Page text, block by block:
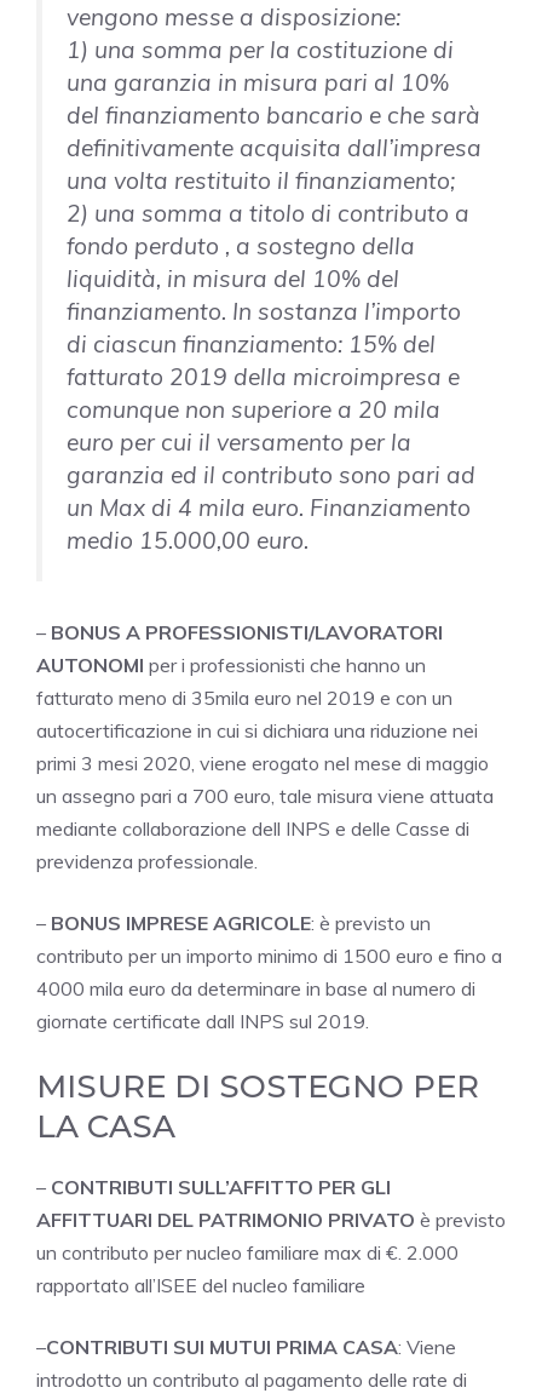
vengono messe a disposizione:
1) una somma per la costituzione di
una garanzia in misura pari al 10%
del finanziamento bancario e che sarà
definitivamente acquisita dall’impresa
una volta restituito il finanziamento;
2) una somma a titolo di contributo a
fondo perduto , a sostegno della
liquidità, in misura del 10% del
finanziamento. In sostanza l’importo
di ciascun finanziamento: 15% del
fatturato 2019 della microimpresa e
comunque non superiore a 20 mila
euro per cui il versamento per la
garanzia ed il contributo sono pari ad
un Max di 4 mila euro. Finanziamento
medio 15.000,00 euro.
– BONUS A PROFESSIONISTI/LAVORATORI
AUTONOMI per i professionisti che hanno un
fatturato meno di 35mila euro nel 2019 e con un
autocertificazione in cui si dichiara una riduzione nei
primi 3 mesi 2020, viene erogato nel mese di maggio
un assegno pari a 700 euro, tale misura viene attuata
mediante collaborazione dell INPS e delle Casse di
previdenza professionale.
– BONUS IMPRESE AGRICOLE: è previsto un
contributo per un importo minimo di 1500 euro e fino a
4000 mila euro da determinare in base al numero di
giornate certificate dall INPS sul 2019.
MISURE DI SOSTEGNO PER
LA CASA
– CONTRIBUTI SULL’AFFITTO PER GLI
AFFITTUARI DEL PATRIMONIO PRIVATO è previsto
un contributo per nucleo familiare max di €. 2.000
rapportato all’ISEE del nucleo familiare
–CONTRIBUTI SUI MUTUI PRIMA CASA: Viene
introdotto un contributo al pagamento delle rate di